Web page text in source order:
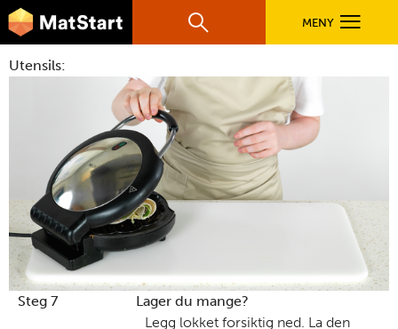
Hopp til hovedinnhold
hovednavigasjonsmobilversjon
MatStart
Søk MENY
OPPSKRIFTER
FILM
FØR DU STARTER
LÆR MER
Utensils:
Steg 7
Legg lokket forsiktig ned. La den
Lager du mange?